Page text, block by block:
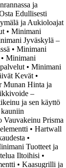
ja
Edullisesti
ja Aukioloajat
• Minimani
Jyväskylä –
• Minimani
• Minimani
• Minimani
Kevät •
Munan Hinta ja
–
ja sen käyttö
Vauvakeinu Prisma
• Hartwall
•
Tuotteet ja
Iltoihisi •
• Kaasugrilli ja